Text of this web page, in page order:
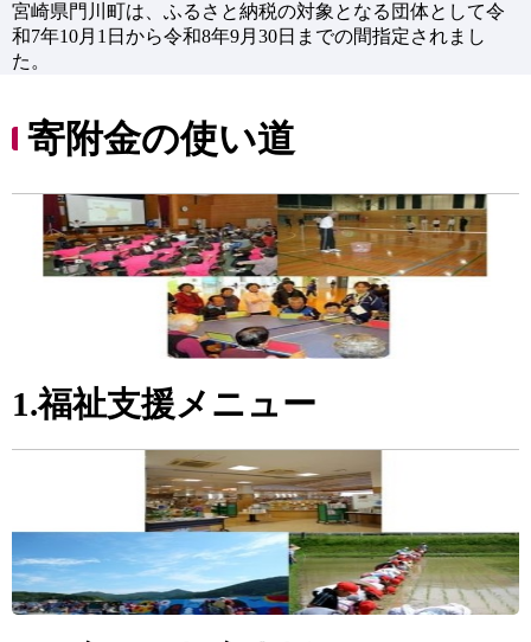
宮崎県門川町は、ふるさと納税の対象となる団体として令
和7年10月1日から令和8年9月30日までの間指定されまし
た。
寄附金の使い道
1.福祉支援メニュー